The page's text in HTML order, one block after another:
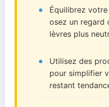
Équilibrez
osez un regard
lèvres plus
Utilisez des
pour simplifier
restant